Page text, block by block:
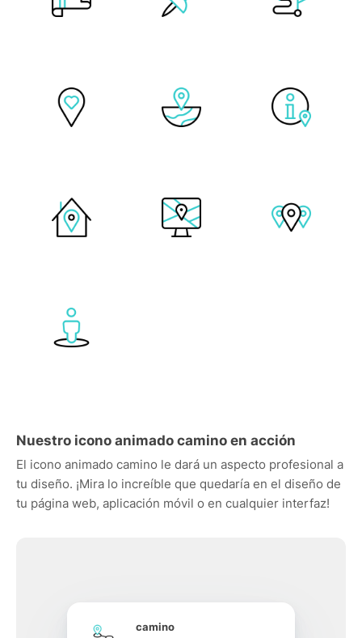
Nuestro icono animado camino en acción
El icono animado camino le dará un aspecto profesional a
tu diseño. ¡Mira lo increíble que quedaría en el diseño de
tu página web, aplicación móvil o en cualquier interfaz!
camino